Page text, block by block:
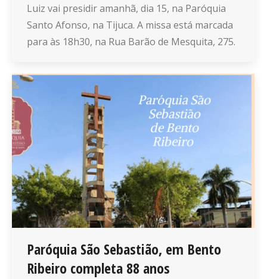
Luiz vai presidir amanhã, dia 15, na Paróquia
Santo Afonso, na Tijuca. A missa está marcada
para às 18h30, na Rua Barão de Mesquita, 275.
Paróquia São Sebastião, em Bento
Ribeiro completa 88 anos